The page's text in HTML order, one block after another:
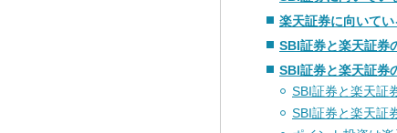
楽天証券に向いて
SBI証券と楽天証券
SBI証券と楽天証券
SBI証券と楽天証
SBI証券と楽天証